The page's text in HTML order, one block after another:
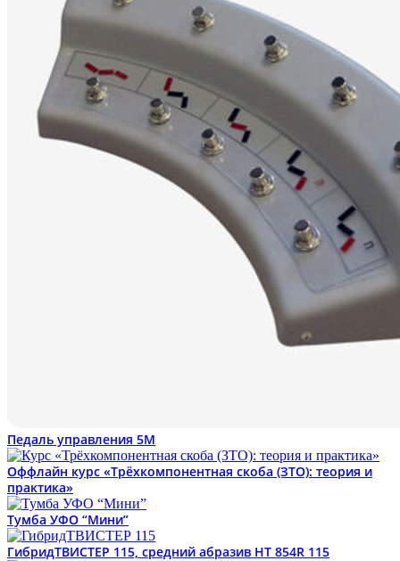
Педаль управления 5М
Оффлайн курс «Трёхкомпонентная скоба (ЗТО): теория и
практика»
Тумба УФО “Мини”
ГибридТВИСТЕР 115, средний абразив HT 854R 115